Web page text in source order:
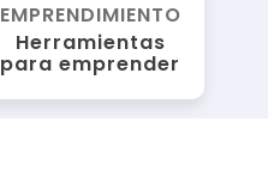
EMPRENDIMIENTO
Herramientas
para emprender